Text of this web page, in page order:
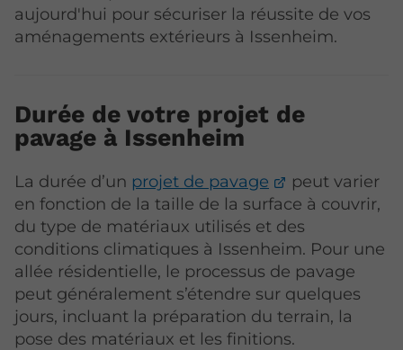
aujourd'hui pour sécuriser la réussite de vos
aménagements extérieurs à Issenheim.
Durée de votre projet de
pavage à Issenheim
La durée d’un projet de pavage
peut varier
en fonction de la taille de la surface à couvrir,
du type de matériaux utilisés et des
conditions climatiques à Issenheim. Pour une
allée résidentielle, le processus de pavage
peut généralement s’étendre sur quelques
jours, incluant la préparation du terrain, la
pose des matériaux et les finitions.